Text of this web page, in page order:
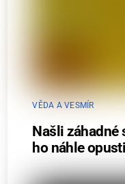
VĚDA A VESMÍR
Našli záhadné
ho náhle